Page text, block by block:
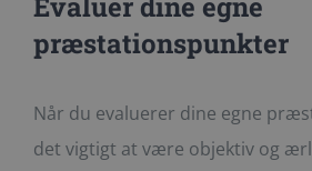
præstationspunkter
Når du evaluerer dine egne
det vigtigt at være objektiv og